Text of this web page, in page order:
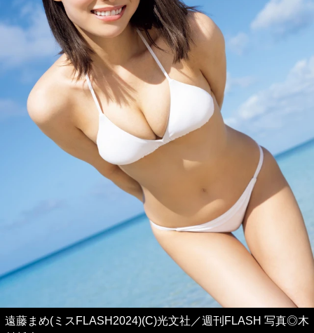
遠藤まめ(ミスFLASH2024)(C)光文社／週刊FLASH 写真◎木